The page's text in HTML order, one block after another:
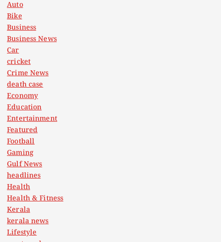
Auto
Bike
Business
Business News
Car
cricket
Crime News
death case
Economy
Education
Entertainment
Featured
Football
Gaming
Gulf News
headlines
Health
Health & Fitness
Kerala
kerala news
Lifestyle